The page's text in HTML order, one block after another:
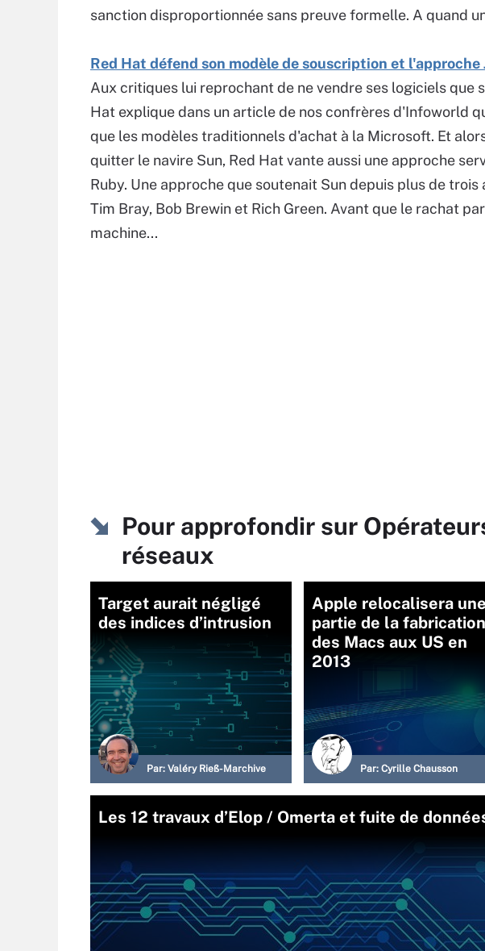
sanction disproportionnée sans preuve formelle. A quand
Red Hat défend son modèle de souscription et l'approche
Aux critiques lui reprochant de ne vendre ses logiciels que
Hat explique dans un article de nos confrères d'Infoworld
que les modèles traditionnels d'achat à la Microsoft. Et
quitter le navire Sun, Red Hat vante aussi une approche
Ruby. Une approche que soutenait Sun depuis plus de trois
Tim Bray, Bob Brewin et Rich Green. Avant que le rachat
machine...
Pour approfondir sur
réseaux
Target aurait négligé
des indices d’intrusion
Par: Valéry Rieß-Marchive
Apple relocalisera une
partie de la fabrication
des Macs aux US en
2013
Par: Cyrille Chausson
Les 12 travaux d’Elop / Omerta et fuite de